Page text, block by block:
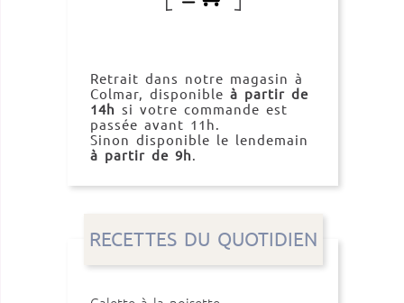
Retrait dans notre magasin à
Colmar, disponible à partir de
14h si votre commande est
passée avant 11h.
Sinon disponible le lendemain
à partir de 9h.
RECETTES DU QUOTIDIEN